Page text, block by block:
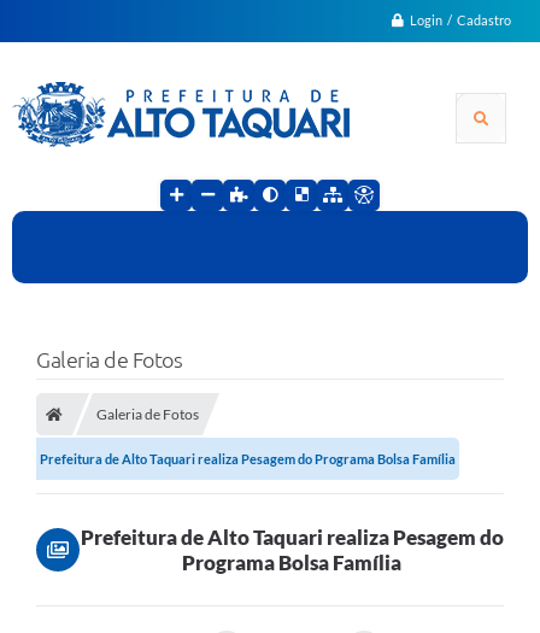
Login / Cadastro
Galeria de Fotos
Galeria de Fotos
Prefeitura de Alto Taquari realiza Pesagem do Programa Bolsa Família
Prefeitura de Alto Taquari realiza Pesagem do
Programa Bolsa Família